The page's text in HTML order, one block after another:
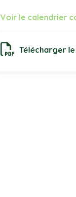
Voir le calendrier
Télécharger